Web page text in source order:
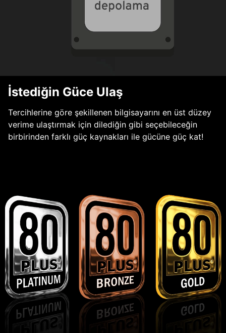
İstediğin Güce Ulaş
Tercihlerine göre şekillenen bilgisayarını en üst düzey
verime ulaştırmak için dilediğin gibi seçebileceğin
birbirinden farklı güç kaynakları ile gücüne güç kat!